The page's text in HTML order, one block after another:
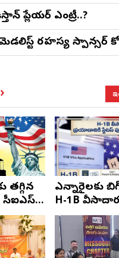
ప్లేయర్ ఎంట్రీ..?
రహస్య స్పాన్సర్
తగ్గిన
సీఐఎస్
ఎన్నారైలకు
H-1B
ప్రయాణ
స్టేటస్ ప్రూఫ్స్